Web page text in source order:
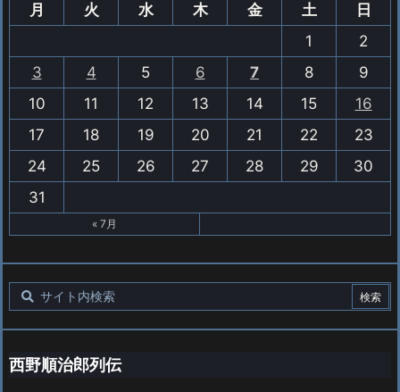
月
火 水 木 金 土
日
1
2
3
4 5 6 7 8
9
10
11 12 13 14 15
16
17
18 19 20 21 22
23
24
25 26 27 28 29
30
31
« 7月
西野順治郎列伝